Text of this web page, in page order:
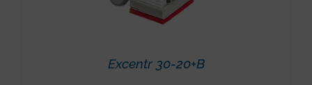
Excentr 30-20+B